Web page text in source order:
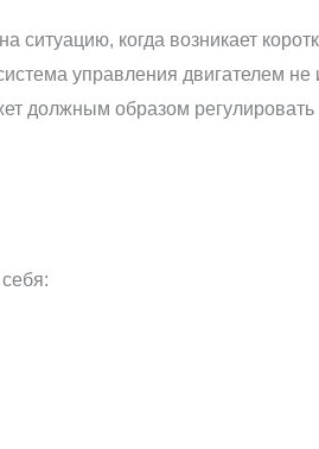
ситуацию, когда возникает
управления двигателем
должным образом регулировать